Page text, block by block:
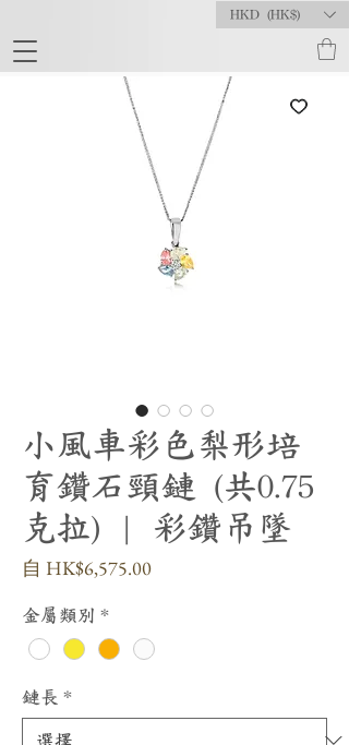
HKD (HK$)
小風車彩色梨形培
育鑽石頸鏈 (共0.75
克拉) | 彩鑽吊墜
自 HK$6,575.00促
格
金屬類別 *
鏈長 *